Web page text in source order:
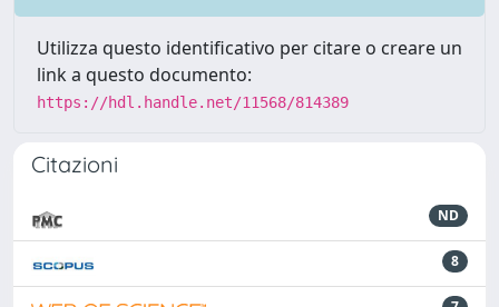
Utilizza questo identificativo per citare o creare un
link a questo documento:
https://hdl.handle.net/11568/814389
Citazioni
ND
8